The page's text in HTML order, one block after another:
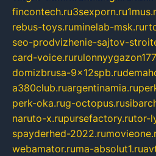
fincontech.ru3sexporn.ru
rebus-toys.ruminelab-msk.ru
seo-prodvizhenie-sajtov-
card-voice.ru
domizbrusa-9x12spb.ru
a380club.ruargentinamia.ru
perk-oka.rug-octopus.ru
naruto-x.rupursefactory.rutor-
spayderhed-2022.ru
webamator.ruma-absolut1.ru